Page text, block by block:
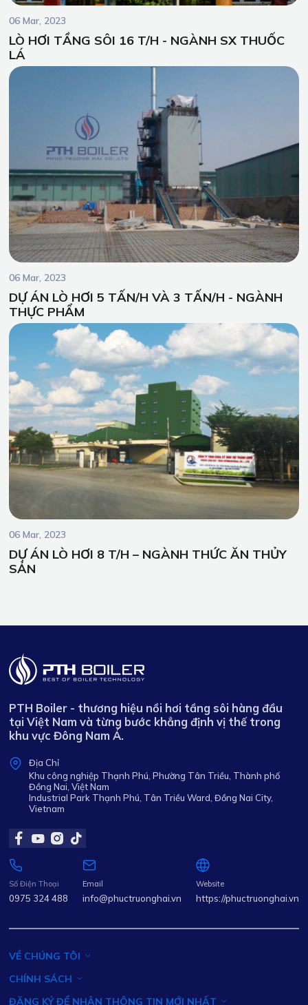
06 Mar, 2023
LÒ HƠI TẦNG SÔI 16 T/H - NGÀNH SX THUỐC
LÁ
06 Mar, 2023
DỰ ÁN LÒ HƠI 5 TẤN/H VÀ 3 TẤN/H - NGÀNH
THỰC PHẨM
06 Mar, 2023
DỰ ÁN LÒ HƠI 8 T/H – NGÀNH THỨC ĂN THỦY
SẢN
PTH Boiler - thương hiệu nồi hơi tầng sôi hàng đầu
tại Việt Nam và từng bước khẳng định vị thế trong
khu vực Đông Nam Á.
Địa Chỉ
Khu công nghiệp Thạnh Phú, Phường Tân Triều, Thành phố
Đồng Nai, Việt Nam
Industrial Park Thạnh Phú, Tân Triều Ward, Đồng Nai City,
Vietnam
Số Điện Thoại
0975 324 488
Email
info@phuctruonghai.vn
Website
https://phuctruonghai.vn
VỀ CHÚNG TÔI
CHÍNH SÁCH
ĐĂNG KÝ ĐỂ NHẬN THÔNG TIN MỚI NHẤT